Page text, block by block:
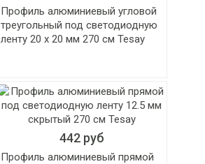
Профиль алюминиевый угловой
треугольный под светодиодную
ленту 20 х 20 мм 270 см Tesay
442 руб
Профиль алюминиевый прямой